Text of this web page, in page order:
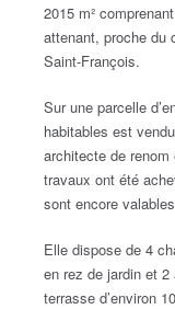
2015 m²
attenant, proche du
Saint-François.
Sur une parcelle
habitables est
architecte de
travaux ont été
sont encore
Elle dispose de 4
en rez de jardin et 2
terrasse d’environ